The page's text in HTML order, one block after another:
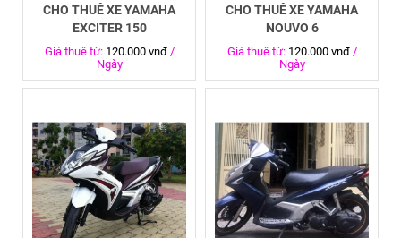
CHO THUÊ XE YAMAHA
EXCITER 150
Giá thuê từ: 120.000 vnđ/
Ngày
CHO THUÊ XE YAMAHA
NOUVO 6
Giá thuê từ: 120.000 vnđ/
Ngày